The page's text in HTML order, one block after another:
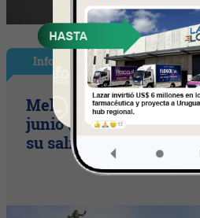
InfoNegocios España
Meliá gana 4,1
junio (tras provisionar
su salida de Cuba)